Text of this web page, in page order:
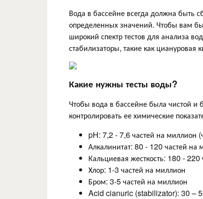
Вода в бассейне всегда должна быть
определенных значений. Чтобы вам
широкий спектр тестов для анализа
стабилизаторы, такие как циануровая
Какие нужны тесты воды?
Чтобы вода в бассейне была чистой и
контролировать ее химические
pH: 7,2 - 7,6 частей на миллион
Алкалинитат: 80 - 120 частей на
Кальциевая жесткость: 180 -
Хлор: 1-3 частей на миллион
Бром: 3-5 частей на миллион
Acid cianuric (stabilizator): 30 –